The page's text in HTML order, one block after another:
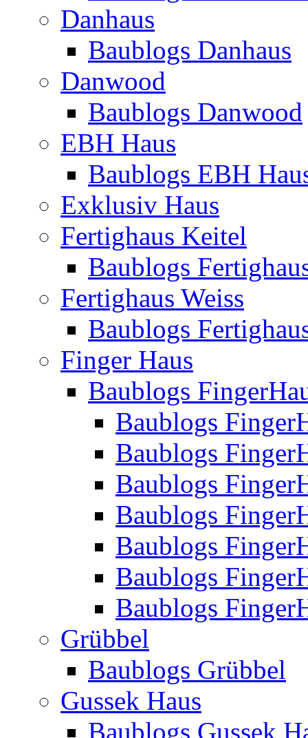
Danhaus
Baublogs Danhaus
Danwood
Baublogs Danwood
EBH Haus
Baublogs EBH
Exklusiv Haus
Fertighaus Keitel
Baublogs
Fertighaus Weiss
Baublogs
Finger Haus
Baublogs
Baublogs
Baublogs
Baublogs
Baublogs
Baublogs
Baublogs
Baublogs
Grübbel
Baublogs Grübbel
Gussek Haus
Baublogs Gussek